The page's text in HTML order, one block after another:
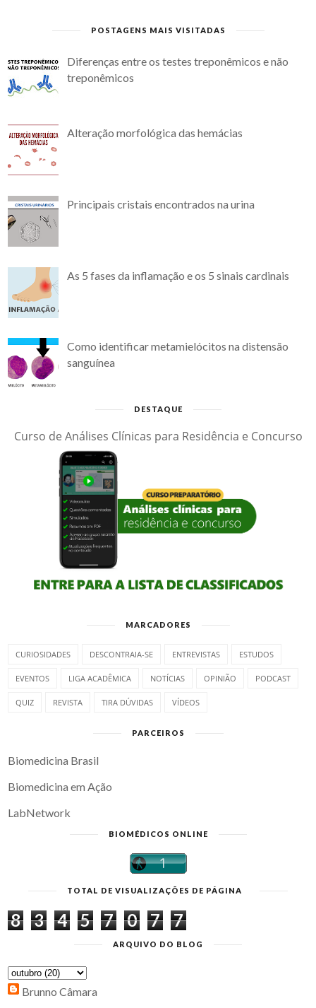
POSTAGENS MAIS VISITADAS
Diferenças entre os testes treponêmicos e não
treponêmicos
Alteração morfológica das hemácias
Principais cristais encontrados na urina
As 5 fases da inflamação e os 5 sinais cardinais
Como identificar metamielócitos na distensão
sanguínea
DESTAQUE
Curso de Análises Clínicas para Residência e Concurso
MARCADORES
CURIOSIDADES DESCONTRAIA-SE ENTREVISTAS ESTUDOS
EVENTOS LIGA ACADÊMICA NOTÍCIAS OPINIÃO PODCAST
QUIZ REVISTA TIRA DÚVIDAS VÍDEOS
PARCEIROS
Biomedicina Brasil
Biomedicina em Ação
LabNetwork
BIOMÉDICOS ONLINE
TOTAL DE VISUALIZAÇÕES DE PÁGINA
8 3 4 5 7 0 7 7
ARQUIVO DO BLOG
Brunno Câmara